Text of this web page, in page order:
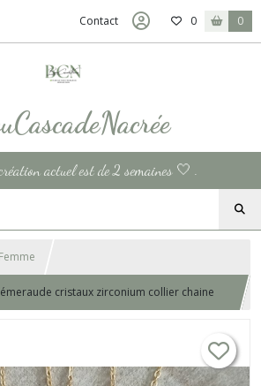
Contact 0 0
actuel est de 2 semaines 🤍 .
cristaux zirconium collier chaine